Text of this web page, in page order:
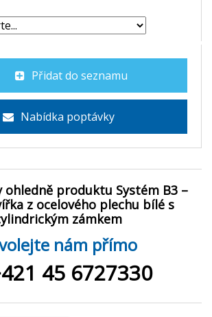
Přidat do seznamu
Nabídka poptávky
ohledně produktu Systém B3 –
z ocelového plechu bílé s
zámkem
nám přímo
45 6727330